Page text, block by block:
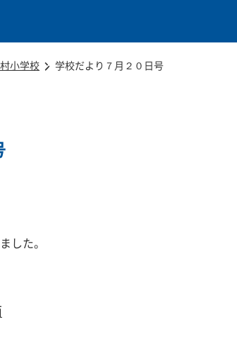
小学校 学校だより７月２０日号
した。